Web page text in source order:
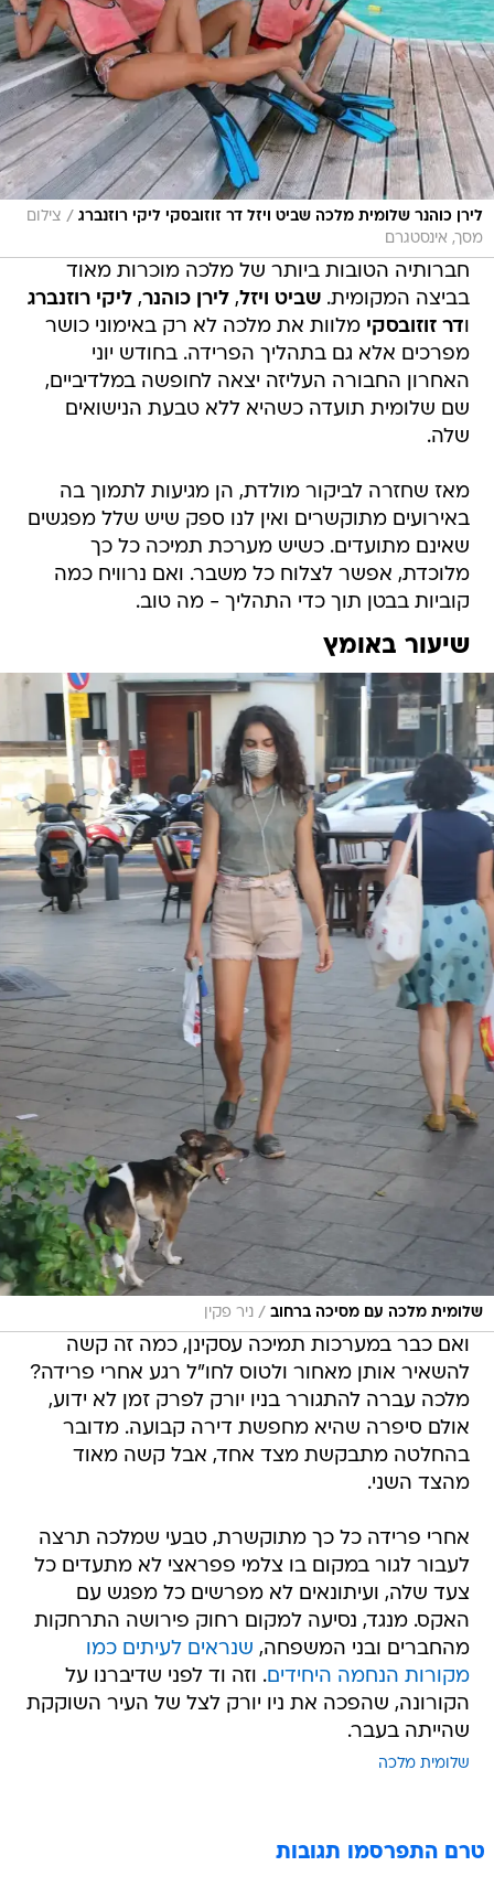
לירן כוהנר שלומית מלכה שביט ויזל דר זוזובסקי ליקי רוזנברג / צילום
מסך, אינסטגרם
חברותיה הטובות ביותר של מלכה מוכרות מאוד
בביצה המקומית.שביט ויזל,לירן כוהנר,ליקי רוזנברג
ודר זוזובסקי מלוות את מלכה לא רק באימוני כושר
מפרכים אלא גם בתהליך הפרידה. בחודש יוני
האחרון החבורה העליזה יצאה לחופשה במלדיביים,
שם שלומית תועדה כשהיא ללא טבעת הנישואים
שלה.
מאז שחזרה לביקור מולדת, הן מגיעות לתמוך בה
באירועים מתוקשרים ואין לנו ספק שיש שלל מפגשים
שאינם מתועדים. כשיש מערכת תמיכה כל כך
מלוכדת, אפשר לצלוח כל משבר. ואם נרוויח כמה
קוביות בבטן תוך כדי התהליך - מה טוב.
שיעור באומץ
שלומית מלכה עם מסיכה ברחוב / ניר פקין
ואם כבר במערכות תמיכה עסקינן, כמה זה קשה
להשאיר אותן מאחור ולטוס לחו"ל רגע אחרי פרידה?
מלכה עברה להתגורר בניו יורק לפרק זמן לא ידוע,
אולם סיפרה שהיא מחפשת דירה קבועה. מדובר
בהחלטה מתבקשת מצד אחד, אבל קשה מאוד
מהצד השני.
אחרי פרידה כל כך מתוקשרת, טבעי שמלכה תרצה
לעבור לגור במקום בו צלמי פפראצי לא מתעדים כל
צעד שלה, ועיתונאים לא מפרשים כל מפגש עם
האקס. מנגד, נסיעה למקום רחוק פירושה התרחקות
מהחברים ובני המשפחה, שנראים לעיתים כמו
מקורות הנחמה היחידים. וזה וד לפני שדיברנו על
הקורונה, שהפכה את ניו יורק לצל של העיר השוקקת
שהייתה בעבר.
שלומית מלכה
טרם התפרסמו תגובות